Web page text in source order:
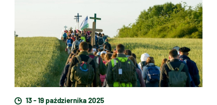
13 - 19 października 2025